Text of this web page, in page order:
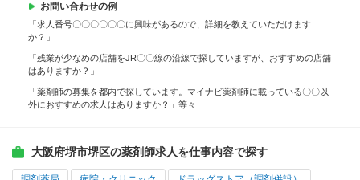
お問い合わせの例
「求人番号〇〇〇〇〇〇に興味があるので、詳細を教えていただけます
か？」
「残業が少なめの店舗をJR〇〇線の沿線で探していますが、おすすめの店舗
はありますか？」
「薬剤師の募集を都内で探しています。マイナビ薬剤師に載っている〇〇以
外におすすめの求人はありますか？」等々
大阪府堺市堺区の薬剤師求人を仕事内容で探す